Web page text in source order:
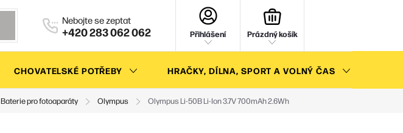
+420 283 062 062 Přihlášení Prázdný košík
CHOVATELSKÉ POTŘEBY HRAČKY, DÍLNA, SPORT A VOLNÝ ČAS
Baterie pro fotoaparáty Olympus Olympus Li-50B Li-Ion 3.7V 700mAh 2.6Wh